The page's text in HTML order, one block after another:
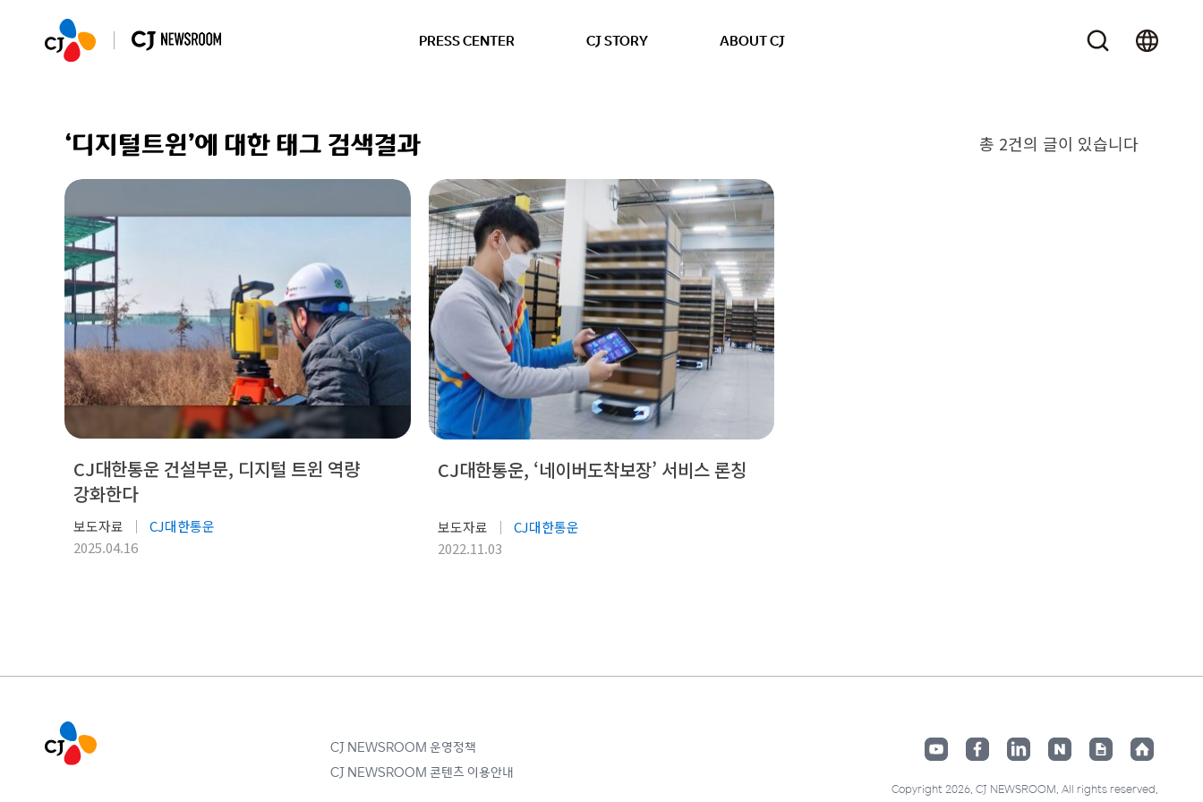
PRESS CENTER CJ STORY ABOUT CJ
‘디지털트윈’에 대한 태그 검색결과 총 2건의 글이 있습니다
CJ대한통운 건설부문, 디지털 트윈 역량
강화한다
보도자료
CJ대한통운
2025.04.16
CJ대한통운, ‘네이버도착보장’ 서비스 론칭
보도자료
CJ대한통운
2022.11.03
CJ NEWSROOM 운영정책
CJ NEWSROOM 콘텐츠 이용안내
Copyright 2026. CJ NEWSROOM. All rights reserved.